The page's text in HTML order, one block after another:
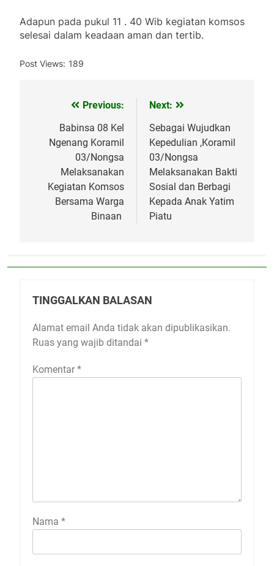
Adapun pada pukul 11 . 40 Wib kegiatan komsos
selesai dalam keadaan aman dan tertib.
Post Views: 189
NavigasiPrevious:
Babinsa 08 Kel
Ngenang Koramil
03/Nongsa
Melaksanakan
Kegiatan Komsos
Bersama Warga
Binaan
Next:
Sebagai Wujudkan
Kepedulian ,Koramil
03/Nongsa
Melaksanakan Bakti
Sosial dan Berbagi
Kepada Anak Yatim
Piatu
TINGGALKAN BALASAN
Alamat email Anda tidak akan dipublikasikan.
Ruas yang wajib ditandai *
Komentar *
Nama *